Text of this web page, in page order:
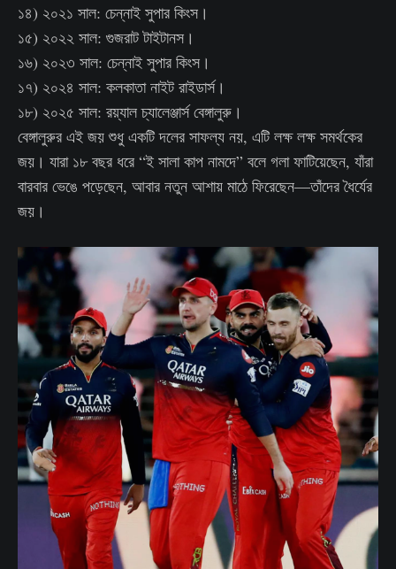
১৪) ২০২১ সাল: চেন্নাই সুপার কিংস।
১৫) ২০২২ সাল: গুজরাট টাইটানস।
১৬) ২০২৩ সাল: চেন্নাই সুপার কিংস।
১৭) ২০২৪ সাল: কলকাতা নাইট রাইডার্স।
১৮) ২০২৫ সাল: রয়্যাল চ্যালেঞ্জার্স বেঙ্গালুরু।
বেঙ্গালুরুর এই জয় শুধু একটি দলের সাফল্য নয়, এটি লক্ষ লক্ষ সমর্থকের
জয়। যারা ১৮ বছর ধরে “ই সালা কাপ নামদে” বলে গলা ফাটিয়েছেন, যাঁরা
বারবার ভেঙে পড়েছেন, আবার নতুন আশায় মাঠে ফিরেছেন—তাঁদের ধৈর্যের
জয়।